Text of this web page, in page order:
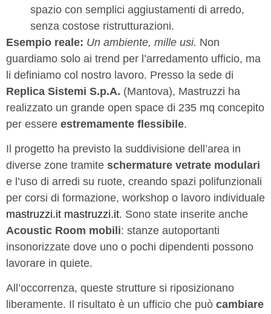
spazio con semplici aggiustamenti di arredo,
senza costose ristrutturazioni.
Esempio reale: Un ambiente, mille usi. Non
guardiamo solo ai trend per l’arredamento ufficio, ma
li definiamo col nostro lavoro. Presso la sede di
Replica Sistemi S.p.A. (Mantova), Mastruzzi ha
realizzato un grande open space di 235 mq concepito
per essere estremamente flessibile.
Il progetto ha previsto la suddivisione dell’area in
diverse zone tramite schermature vetrate modulari
e l’uso di arredi su ruote, creando spazi polifunzionali
per corsi di formazione, workshop o lavoro individuale
mastruzzi.it mastruzzi.it. Sono state inserite anche
Acoustic Room mobili: stanze autoportanti
insonorizzate dove uno o pochi dipendenti possono
lavorare in quiete.
All’occorrenza, queste strutture si riposizionano
liberamente. Il risultato è un ufficio che può cambiare